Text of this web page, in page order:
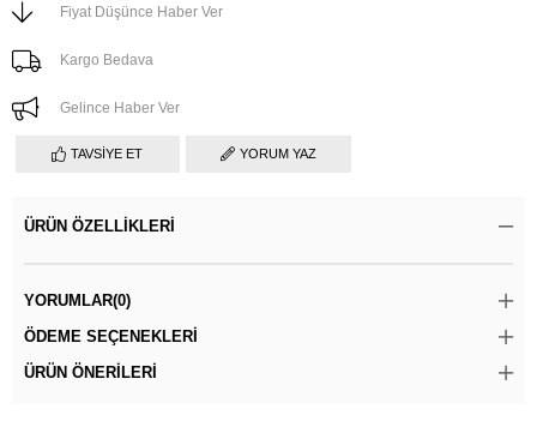
Fiyat Düşünce Haber Ver
Kargo Bedava
Gelince Haber Ver
TAVSIYE ET YORUM YAZ
ÜRÜN ÖZELLIKLERI
YORUMLAR(0)
ÖDEME SEÇENEKLERI
ÜRÜN ÖNERILERI